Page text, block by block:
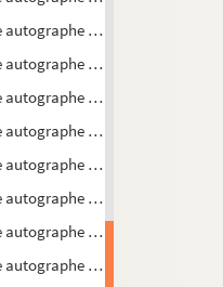
autographe à Jacques Langlais
autographe à Jacques Langlais
autographe à Jacques Langlais
autographe à Jacques Langlais
autographe à Jacques Langlais
autographe à Jacques Langlais,
autographe à Jacques Langlais
autographe à Jacques Langlais